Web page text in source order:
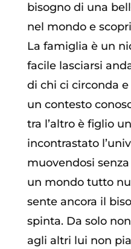
bisogno di una
nel mondo e
La famiglia è un
facile lasciarsi
di chi ci circonda
un contesto
tra l’altro è figlio
incontrastato
muovendosi
un mondo tutto
sente ancora il
spinta. Da solo
agli altri lui non